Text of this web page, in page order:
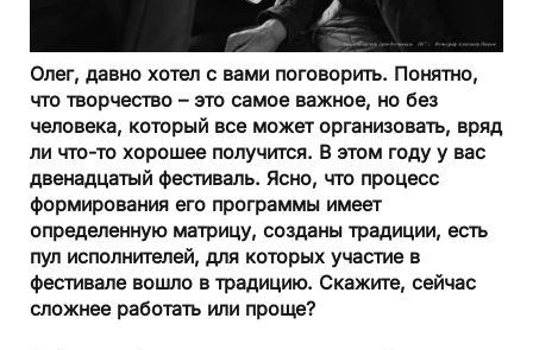
Олег, давно хотел с вами поговорить. Понятно,
что творчество – это самое важное, но без
человека, который все может организовать, вряд
ли что-то хорошее получится. В этом году у вас
двенадцатый фестиваль. Ясно, что процесс
формирования его программы имеет
определенную матрицу, созданы традиции, есть
пул исполнителей, для которых участие в
фестивале вошло в традицию. Скажите, сейчас
сложнее работать или проще?